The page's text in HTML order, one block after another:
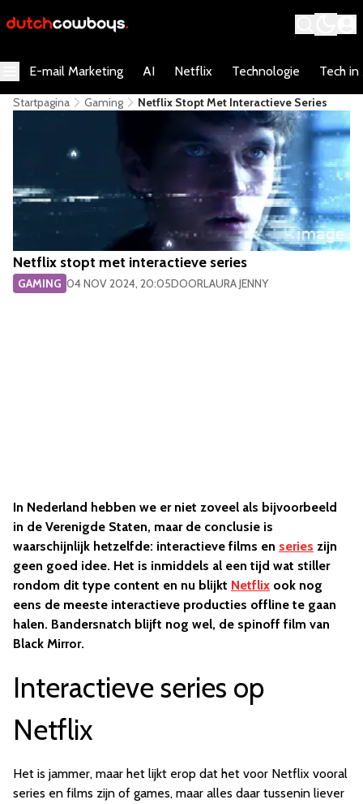
E-mail Marketing AI Netflix Technologie Tech in
Startpagina Gaming Netflix Stopt Met Interactieve Series
Netflix stopt met interactieve series
GAMING 04 NOV 2024, 20:05DOORLAURA JENNY
In Nederland hebben we er niet zoveel als bijvoorbeeld
in de Verenigde Staten, maar de conclusie is
waarschijnlijk hetzelfde: interactieve films en series zijn
geen goed idee. Het is inmiddels al een tijd wat stiller
rondom dit type content en nu blijkt Netflix ook nog
eens de meeste interactieve producties offline te gaan
halen. Bandersnatch blijft nog wel, de spinoff film van
Black Mirror.
Interactieve series op
Netflix
Het is jammer, maar het lijkt erop dat het voor Netflix vooral
series en films zijn of games, maar alles daar tussenin liever